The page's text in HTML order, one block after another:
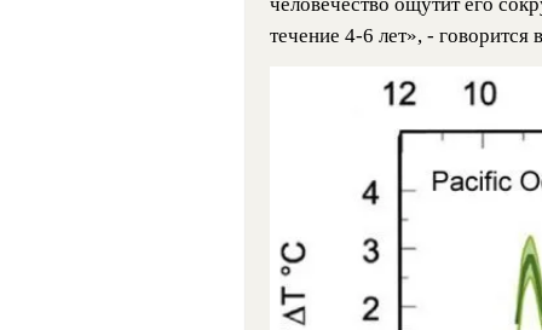
течение 4-6 лет», - говорится